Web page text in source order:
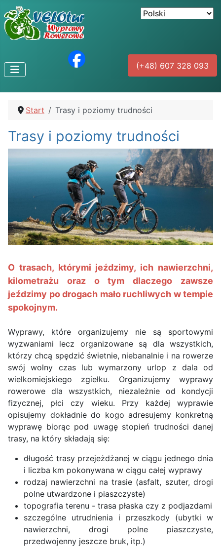
(+48) 607 328 093
Start Trasy i poziomy trudności
Trasy i poziomy trudności
O trasach, którymi jeździmy, ich nawierzchni,
kilometrażu oraz o tym dlaczego zawsze
jeździmy po drogach mało ruchliwych w tempie
spokojnym.
Wyprawy, które organizujemy nie są sportowymi
wyzwaniami lecz organizowane są dla wszystkich,
którzy chcą spędzić świetnie, niebanalnie i na rowerze
swój wolny czas lub wymarzony urlop z dala od
wielkomiejskiego zgiełku. Organizujemy wyprawy
rowerowe dla wszystkich, niezależnie od kondycji
fizycznej, płci czy wieku. Przy każdej wyprawie
opisujemy dokładnie do kogo adresujemy konkretną
wyprawę biorąc pod uwagę stopień trudności danej
trasy, na który składają się:
długość trasy przejeżdżanej w ciągu jednego dnia
i liczba km pokonywana w ciągu całej wyprawy
rodzaj nawierzchni na trasie (asfalt, szuter, drogi
polne utwardzone i piaszczyste)
topografia terenu - trasa płaska czy z podjazdami
szczególne utrudnienia i przeszkody (ubytki w
nawierzchni, drogi polne piaszczyste,
przedwojenny jeszcze bruk, itp.)